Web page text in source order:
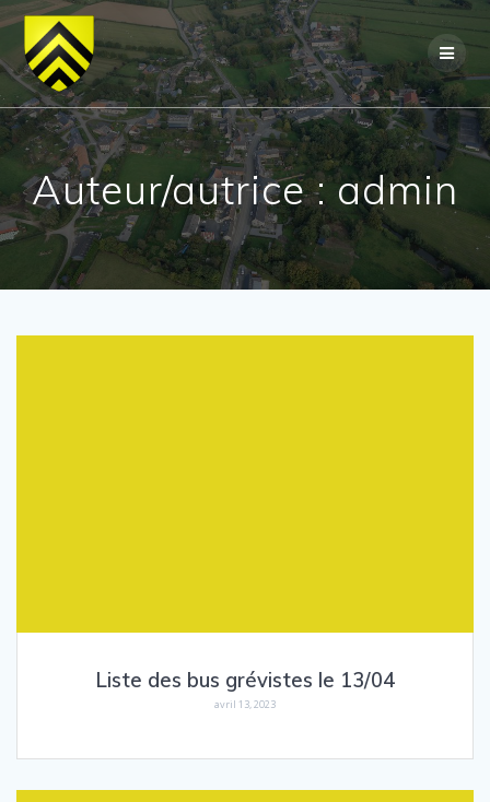
Skip
to
content
Auteur/autrice :admin
Liste des bus grévistes le 13/04
avril 13, 2023